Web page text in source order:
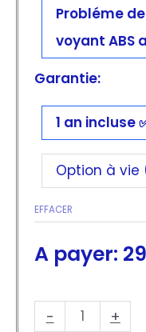
Probléme
voyant ABS
Garantie:
1 an incluse
Option à vie
EFFACER
-
quantité
+